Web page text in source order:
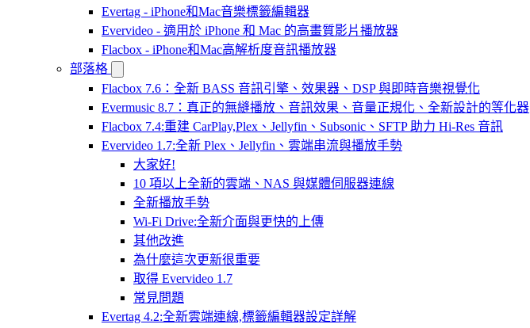
Evertag - iPhone和Mac音樂標籤編輯器
Evervideo - 適用於 iPhone 和 Mac 的高畫質影片播放器
Flacbox - iPhone和Mac高解析度音訊播放器
部落格
Flacbox 7.6：全新 BASS 音訊引擎、效果器、DSP 與即時音樂視覺化
Evermusic 8.7：真正的無縫播放、音訊效果、音量正規化、全新設計的等化器
Flacbox 7.4:重建 CarPlay,Plex、Jellyfin、Subsonic、SFTP 助力 Hi-Res 音訊
Evervideo 1.7:全新 Plex、Jellyfin、雲端串流與播放手勢
大家好!
10 項以上全新的雲端、NAS 與媒體伺服器連線
全新播放手勢
Wi-Fi Drive:全新介面與更快的上傳
其他改進
為什麼這次更新很重要
取得 Evervideo 1.7
常見問題
Evertag 4.2:全新雲端連線,標籤編輯器設定詳解